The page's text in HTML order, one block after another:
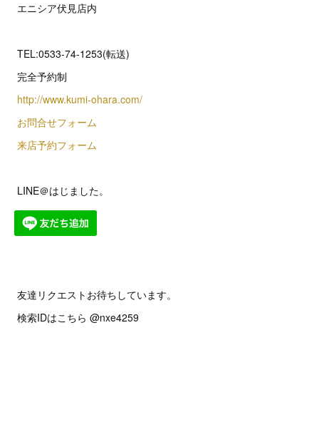
エニシア伏見店内
TEL:0533-74-1253(転送)
完全予約制
http://www.kumi-ohara.com/
お問合せフォーム
来店予約フォーム
LINE＠はじました。
友達リクエストお待ちしています。
検索IDはこちら @nxe4259